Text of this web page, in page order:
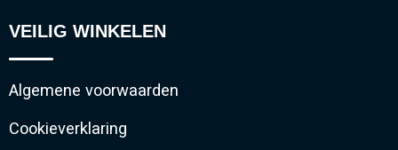
VEILIG WINKELEN
Algemene voorwaarden
Cookieverklaring